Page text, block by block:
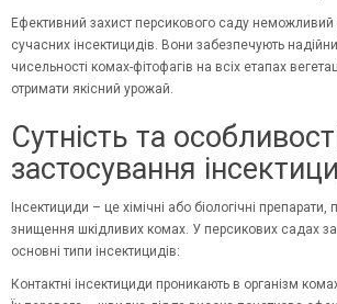
Ефективний захист персикового саду неможливий
сучасних інсектицидів. Вони забезпечують
чисельності комах-фітофагів на всіх етапах
отримати якісний урожай.
Сутність та
застосування
Інсектициди – це хімічні або біологічні препарати,
знищення шкідливих комах. У персикових садах
основні типи інсектицидів:
Контактні інсектициди проникають в організм